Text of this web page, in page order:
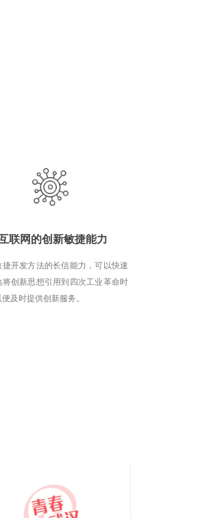
联网的创新敏捷能力
捷开发方法的长信能力，可以快速
将创新思想引用到四次工业革命时
及时提供创新服务。